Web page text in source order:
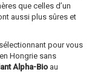
que celles d’un
aussi plus sûres et
pour vous
Hongrie sans
Alpha-Bio au